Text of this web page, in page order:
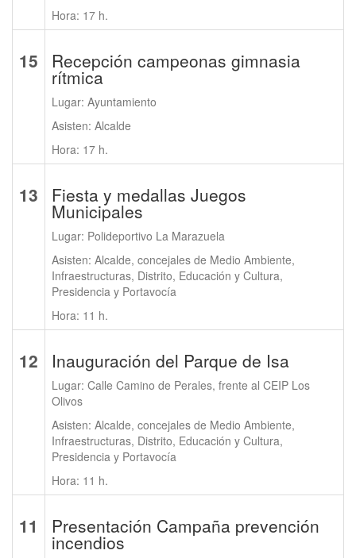
Hora: 17 h.
15 Recepción campeonas gimnasia
rítmica
Lugar: Ayuntamiento
Asisten: Alcalde
Hora: 17 h.
13 Fiesta y medallas Juegos
Municipales
Lugar: Polideportivo La Marazuela
Asisten: Alcalde, concejales de Medio Ambiente,
Infraestructuras, Distrito, Educación y Cultura,
Presidencia y Portavocía
Hora: 11 h.
12 Inauguración del Parque de Isa
Lugar: Calle Camino de Perales, frente al CEIP Los
Olivos
Asisten: Alcalde, concejales de Medio Ambiente,
Infraestructuras, Distrito, Educación y Cultura,
Presidencia y Portavocía
Hora: 11 h.
11 Presentación Campaña prevención
incendios